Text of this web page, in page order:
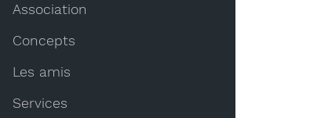
Association
Concepts
Les amis
Services